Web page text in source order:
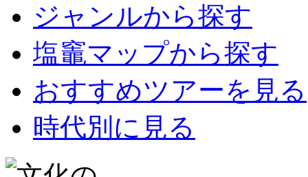
ジャンルから探す
塩竈マップから探す
おすすめツアーを見る
時代別に見る